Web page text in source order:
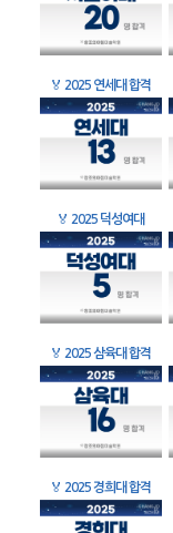
🏅 2025 연세대 합격
🏅 2025 덕성여대
🏅 2025 삼육대 합격
🏅 2025 경희대 합격